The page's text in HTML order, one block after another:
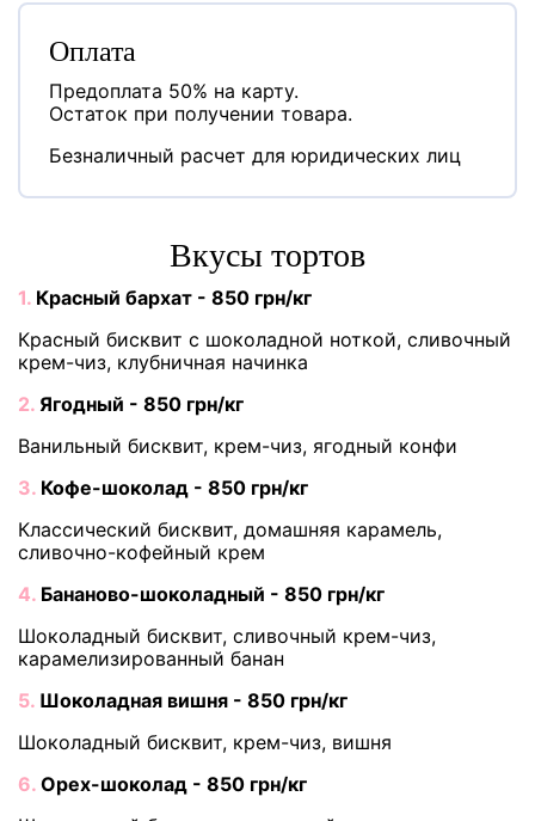
Оплата
Предоплата 50% на карту.
Остаток при получении товара.
Безналичный расчет для юридических лиц
Вкусы тортов
1. Красный бархат - 850 грн/кг
Красный бисквит с шоколадной ноткой, сливочный
крем-чиз, клубничная начинка
2. Ягодный - 850 грн/кг
Ванильный бисквит, крем-чиз, ягодный конфи
3. Кофе-шоколад - 850 грн/кг
Классический бисквит, домашняя карамель,
сливочно-кофейный крем
4. Бананово-шоколадный - 850 грн/кг
Шоколадный бисквит, сливочный крем-чиз,
карамелизированный банан
5. Шоколадная вишня - 850 грн/кг
Шоколадный бисквит, крем-чиз, вишня
6. Орех-шоколад - 850 грн/кг